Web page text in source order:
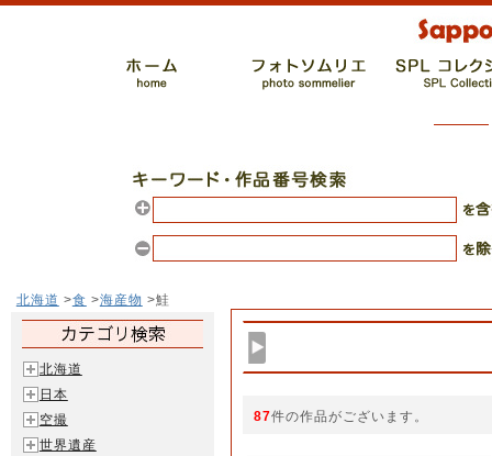
北海道 >食 >海産物 >鮭
87件の作品がございます。
北海道
日本
空撮
世界遺産